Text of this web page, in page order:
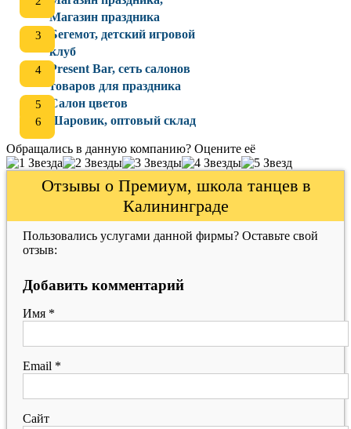
Магазин праздника
Бегемот, детский игровой
клуб
Present Bar, сеть салонов
товаров для праздника
Салон цветов
Шаровик, оптовый склад
Обращались в данную компанию? Оцените её
Отзывы о Премиум, школа танцев в
Калининграде
Пользовались услугами данной фирмы? Оставьте свой
отзыв:
Добавить комментарий
Имя *
Email *
Сайт